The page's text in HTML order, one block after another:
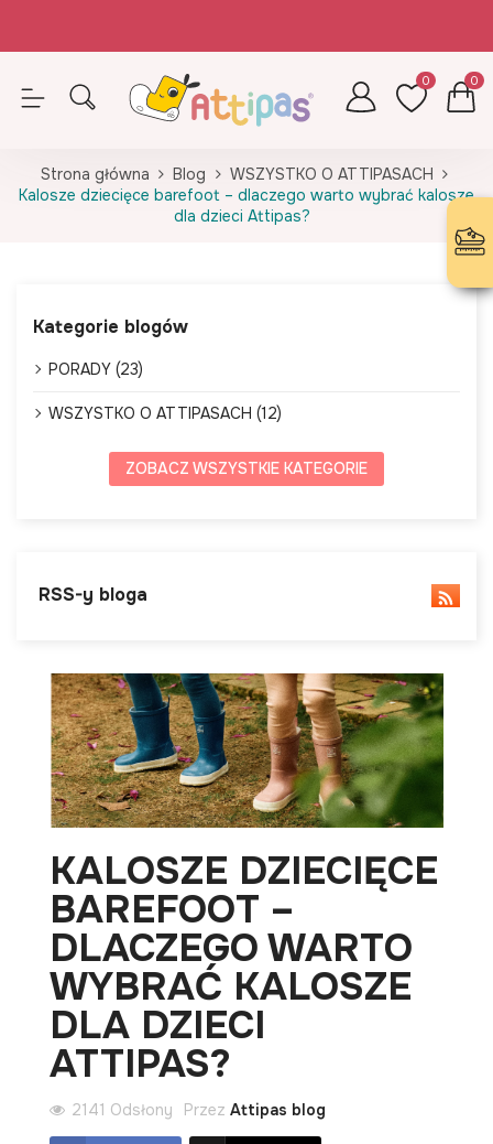
0 0
Strona główna Blog
WSZYSTKO O ATTIPASACH
Kalosze dziecięce barefoot – dlaczego warto wybrać kalosze
dla dzieci Attipas?
Kategorie blogów
PORADY (23)
WSZYSTKO O ATTIPASACH (12)
ZOBACZ WSZYSTKIE KATEGORIE
RSS-y bloga
KALOSZE DZIECIĘCE
BAREFOOT –
DLACZEGO WARTO
WYBRAĆ KALOSZE
DLA DZIECI
ATTIPAS?
2141 Odsłony Przez Attipas blog